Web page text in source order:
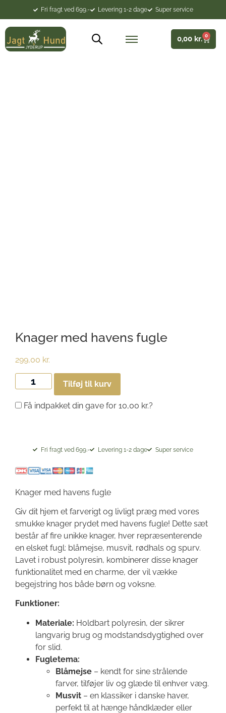
Fri fragt ved 699.- Levering 1-2 dage Super service
0,00 kr. 0
Knager med havens fugle
299,00 kr.
Tilføj til kurv
Få indpakket din gave for 10,00 kr.?
Fri fragt ved 699.- Levering 1-2 dage Super service
Knager med havens fugle
Giv dit hjem et farverigt og livligt præg med vores
smukke knager prydet med havens fugle! Dette sæt
består af fire unikke knager, hver repræsenterende
en elsket fugl: blåmejse, musvit, rødhals og spurv.
Lavet i robust polyresin, kombinerer disse knager
funktionalitet med en charme, der vil vække
begejstring hos både børn og voksne.
Funktioner:
Materiale: Holdbart polyresin, der sikrer
langvarig brug og modstandsdygtighed over
for slid.
Fugletema:
Blåmejse – kendt for sine strålende
farver, tilføjer liv og glæde til enhver væg.
Musvit – en klassiker i danske haver,
perfekt til at hænge håndklæder eller